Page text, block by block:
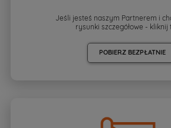
Jeśli jesteś naszym Partnerem i
rysunki szczegółowe - kliknij
POBIERZ BEZPŁATNIE